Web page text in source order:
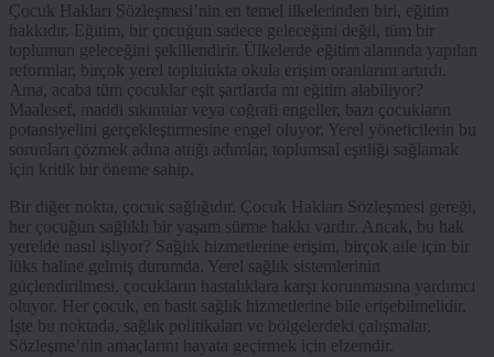
Çocuk Hakları Sözleşmesi’nin en temel ilkelerinden biri, eğitim
hakkıdır. Eğitim, bir çocuğun sadece geleceğini değil, tüm bir
toplumun geleceğini şekillendirir. Ülkelerde eğitim alanında yapılan
reformlar, birçok yerel toplulukta okula erişim oranlarını artırdı.
Ama, acaba tüm çocuklar eşit şartlarda mı eğitim alabiliyor?
Maalesef, maddi sıkıntılar veya coğrafi engeller, bazı çocukların
potansiyelini gerçekleştirmesine engel oluyor. Yerel yöneticilerin bu
sorunları çözmek adına attığı adımlar, toplumsal eşitliği sağlamak
için kritik bir öneme sahip.
Bir diğer nokta, çocuk sağlığıdır. Çocuk Hakları Sözleşmesi gereği,
her çocuğun sağlıklı bir yaşam sürme hakkı vardır. Ancak, bu hak
yerelde nasıl işliyor? Sağlık hizmetlerine erişim, birçok aile için bir
lüks haline gelmiş durumda. Yerel sağlık sistemlerinin
güçlendirilmesi, çocukların hastalıklara karşı korunmasına yardımcı
oluyor. Her çocuk, en basit sağlık hizmetlerine bile erişebilmelidir.
İşte bu noktada, sağlık politikaları ve bölgelerdeki çalışmalar,
Sözleşme’nin amaçlarını hayata geçirmek için elzemdir.